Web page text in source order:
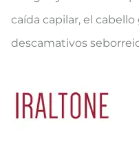
caída capilar, el
descamativos